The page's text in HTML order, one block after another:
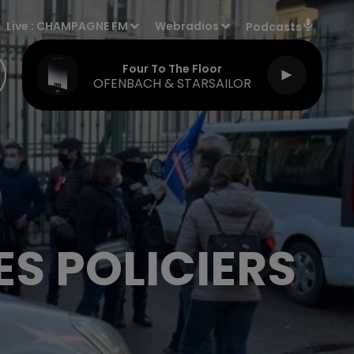
Live : CHAMPAGNE FM Webradios Podcasts
Four To The Floor
OFENBACH & STARSAILOR
POLICIERS